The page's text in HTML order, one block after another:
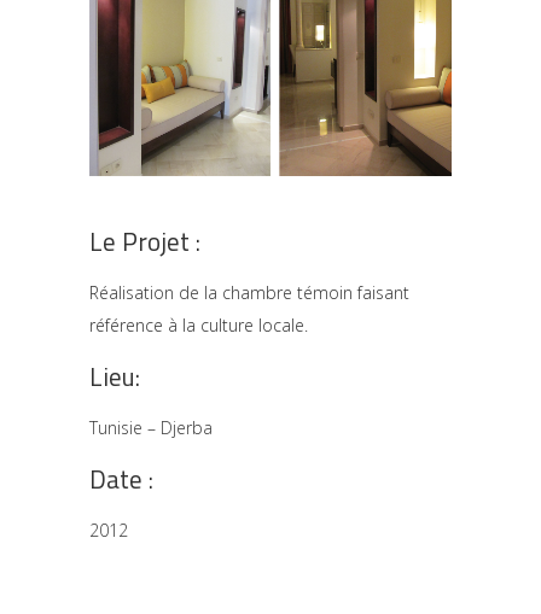
Le Projet :
Réalisation de la chambre témoin faisant
référence à la culture locale.
Lieu:
Tunisie – Djerba
Date :
2012